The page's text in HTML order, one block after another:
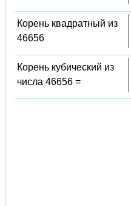
Корень квадратный из
46656
Корень кубический из
числа 46656 =